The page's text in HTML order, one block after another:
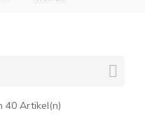

40 Artikel(n)